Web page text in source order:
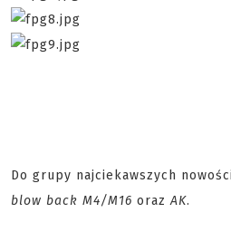
Do grupy najciekawszych
blow back M4/M16 orazAK.